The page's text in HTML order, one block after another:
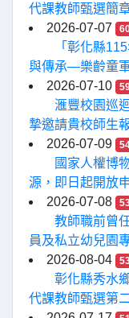
代課教師甄選簡
2026-07-07
「彰化縣
與傳承—樂齡童
2026-07-10
滙豐校園巡
摯邀請貴校師生
2026-07-09
國家人權博
源，即日起開放
2026-07-08
教師職前曾
員及私立幼兒園
2026-08-04
彰化縣秀水
代課教師甄選第